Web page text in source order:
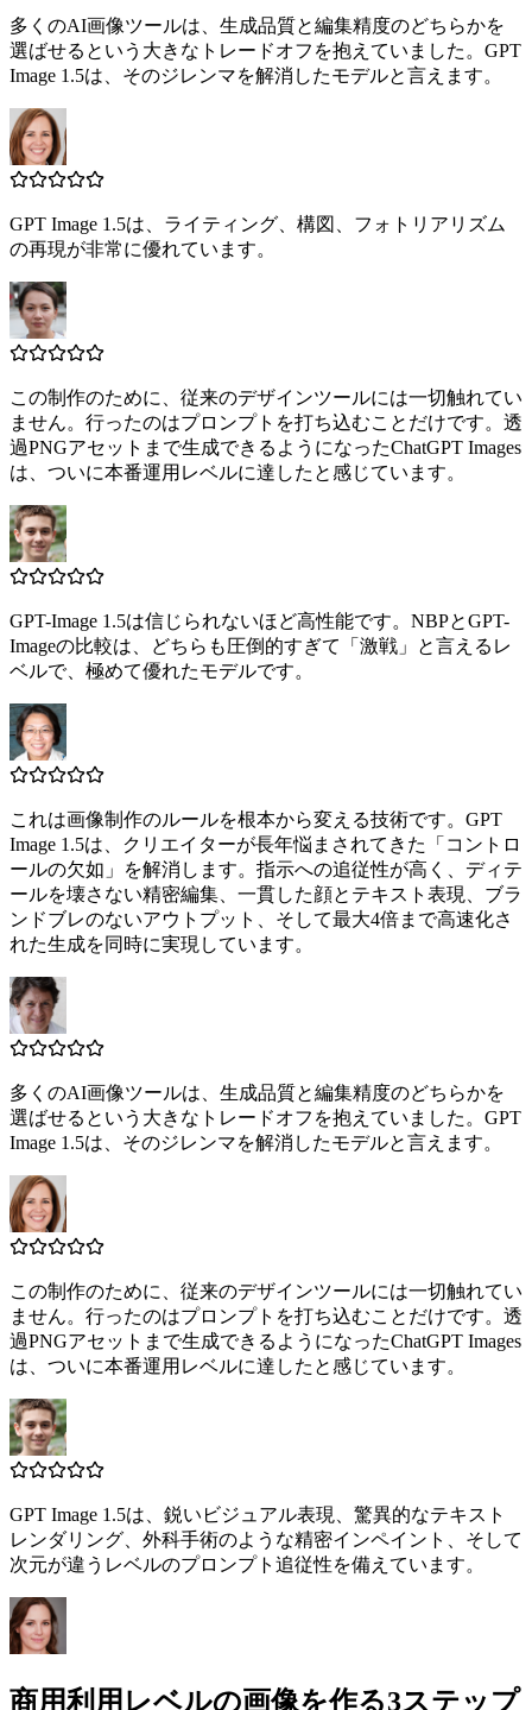
多くのAI画像ツールは、生成品質と編集精度のどちらかを
選ばせるという大きなトレードオフを抱えていました。GPT
Image 1.5は、そのジレンマを解消したモデルと言えます。
GPT Image 1.5は、ライティング、構図、フォトリアリズム
の再現が非常に優れています。
この制作のために、従来のデザインツールには一切触れてい
ません。行ったのはプロンプトを打ち込むことだけです。透
過PNGアセットまで生成できるようになったChatGPT Images
は、ついに本番運用レベルに達したと感じています。
GPT-Image 1.5は信じられないほど高性能です。NBPとGPT-
Imageの比較は、どちらも圧倒的すぎて「激戦」と言えるレ
ベルで、極めて優れたモデルです。
これは画像制作のルールを根本から変える技術です。GPT
Image 1.5は、クリエイターが長年悩まされてきた「コントロ
ールの欠如」を解消します。指示への追従性が高く、ディテ
ールを壊さない精密編集、一貫した顔とテキスト表現、ブラ
ンドブレのないアウトプット、そして最大4倍まで高速化さ
れた生成を同時に実現しています。
多くのAI画像ツールは、生成品質と編集精度のどちらかを
選ばせるという大きなトレードオフを抱えていました。GPT
Image 1.5は、そのジレンマを解消したモデルと言えます。
この制作のために、従来のデザインツールには一切触れてい
ません。行ったのはプロンプトを打ち込むことだけです。透
過PNGアセットまで生成できるようになったChatGPT Images
は、ついに本番運用レベルに達したと感じています。
GPT Image 1.5は、鋭いビジュアル表現、驚異的なテキスト
レンダリング、外科手術のような精密インペイント、そして
次元が違うレベルのプロンプト追従性を備えています。
商用利用レベルの画像を作る3ステップ